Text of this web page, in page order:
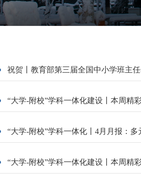
祝贺丨教育部第三届全国中小学班主任基
“大学-附校”学科一体化建设丨本周精
“大学-附校”学科一体化丨4月月报：
“大学-附校”学科一体化建设丨本周精